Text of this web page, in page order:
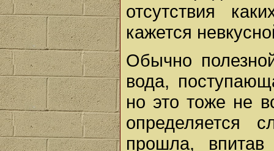
отсутствия
кажется
Обычно
вода,
но это тоже не
определяется
прошла,